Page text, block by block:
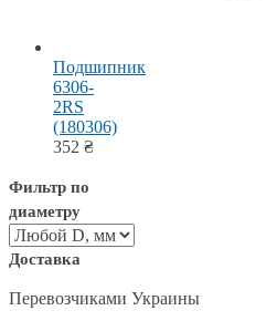
Подшипник
6306-
2RS
(180306)
352 ₴
Фильтр по
диаметру
Доставка
Перевозчиками Украины